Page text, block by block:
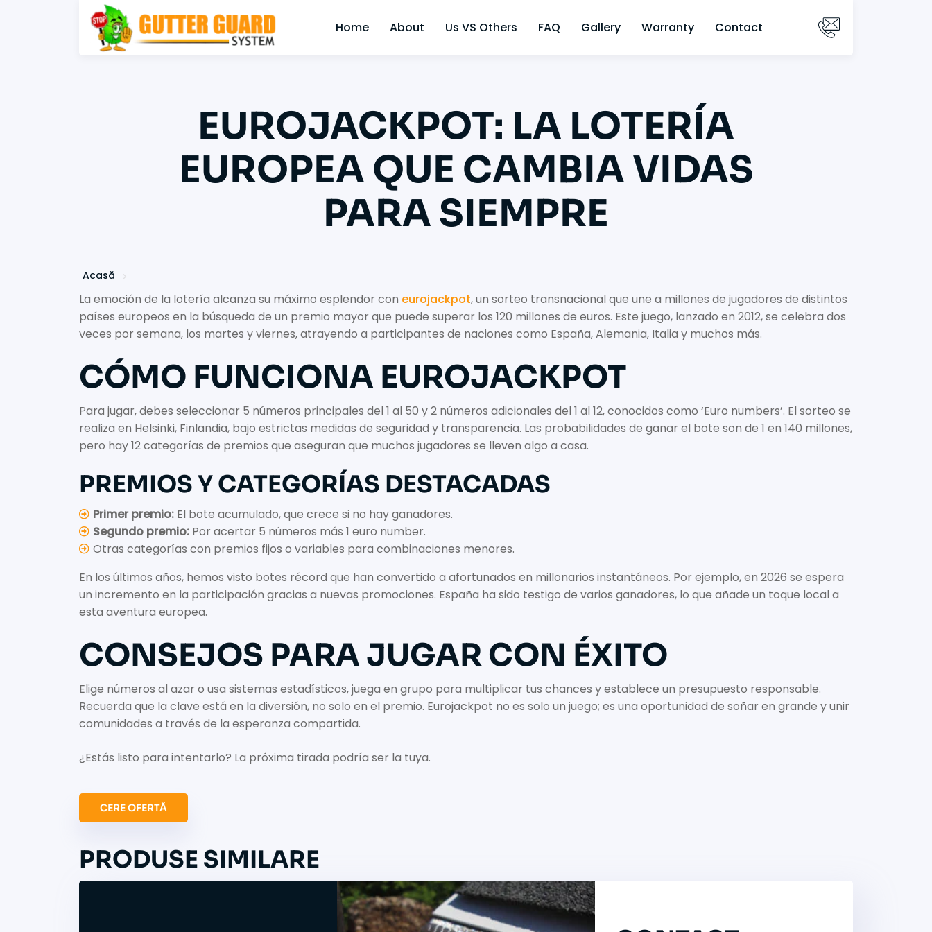
Home About Us VS Others FAQ Gallery Warranty Contact
EUROJACKPOT: LA LOTERÍA
EUROPEA QUE CAMBIA VIDAS
PARA SIEMPRE
Acasă
La emoción de la lotería alcanza su máximo esplendor con eurojackpot, un sorteo transnacional que une a millones de jugadores de distintos
países europeos en la búsqueda de un premio mayor que puede superar los 120 millones de euros. Este juego, lanzado en 2012, se celebra dos
veces por semana, los martes y viernes, atrayendo a participantes de naciones como España, Alemania, Italia y muchos más.
CÓMO FUNCIONA EUROJACKPOT
Para jugar, debes seleccionar 5 números principales del 1 al 50 y 2 números adicionales del 1 al 12, conocidos como ‘Euro numbers’. El sorteo se
realiza en Helsinki, Finlandia, bajo estrictas medidas de seguridad y transparencia. Las probabilidades de ganar el bote son de 1 en 140 millones,
pero hay 12 categorías de premios que aseguran que muchos jugadores se lleven algo a casa.
PREMIOS Y CATEGORÍAS DESTACADAS
Primer premio: El bote acumulado, que crece si no hay ganadores.
Segundo premio: Por acertar 5 números más 1 euro number.
Otras categorías con premios fijos o variables para combinaciones menores.
En los últimos años, hemos visto botes récord que han convertido a afortunados en millonarios instantáneos. Por ejemplo, en 2026 se espera
un incremento en la participación gracias a nuevas promociones. España ha sido testigo de varios ganadores, lo que añade un toque local a
esta aventura europea.
CONSEJOS PARA JUGAR CON ÉXITO
Elige números al azar o usa sistemas estadísticos, juega en grupo para multiplicar tus chances y establece un presupuesto responsable.
Recuerda que la clave está en la diversión, no solo en el premio. Eurojackpot no es solo un juego; es una oportunidad de soñar en grande y unir
comunidades a través de la esperanza compartida.
¿Estás listo para intentarlo? La próxima tirada podría ser la tuya.
CERE OFERTĂ
PRODUSE SIMILARE